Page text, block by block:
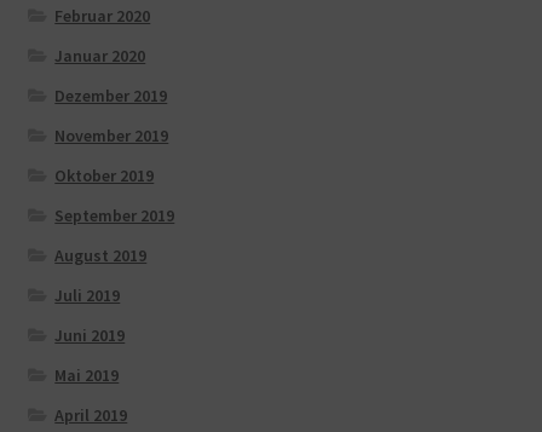
Februar 2020
Januar 2020
Dezember 2019
November 2019
Oktober 2019
September 2019
August 2019
Juli 2019
Juni 2019
Mai 2019
April 2019